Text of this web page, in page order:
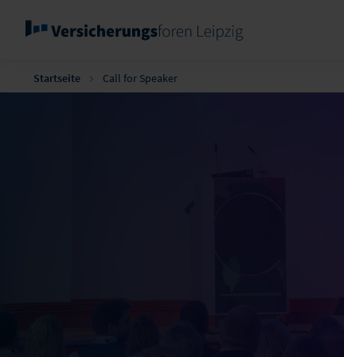
Startseite Call for Speaker